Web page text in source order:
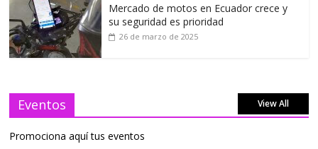
Mercado de motos en Ecuador crece y
su seguridad es prioridad
26 de marzo de 2025
Eventos View All
Promociona aquí tus eventos